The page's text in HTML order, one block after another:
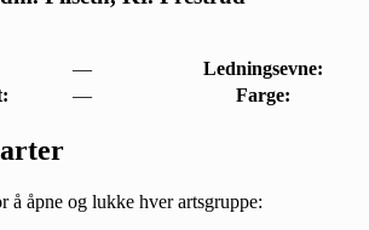
—
Ledningsevne:
— Farge:
å åpne og lukke hver artsgruppe: